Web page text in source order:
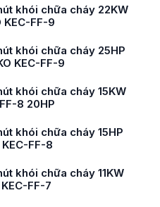
khói chữa cháy 22KW
KEC-FF-9
khói chữa cháy 25HP
KEC-FF-9
khói chữa cháy 15KW
8 20HP
khói chữa cháy 15HP
KEC-FF-8
khói chữa cháy 11KW
KEC-FF-7